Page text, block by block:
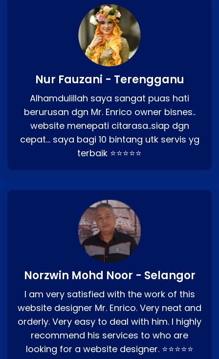
Nur Fauzani - Terengganu
Alhamdulillah saya sangat puas hati
berurusan dgn Mr. Enrico owner bisnes..
website menepati citarasa..siap dgn
cepat… saya bagi 10 bintang utk servis yg
terbaik ⭐⭐⭐⭐⭐
Norzwin Mohd Noor - Selangor
I am very satisfied with the work of this
website designer Mr. Enrico. Very neat and
orderly. Very easy to deal with him. I highly
recommend his services to who are
looking for a website designer. ⭐⭐⭐⭐⭐